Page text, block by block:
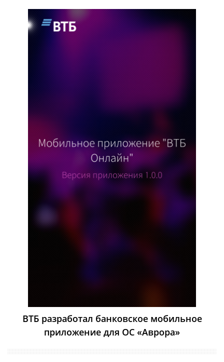
ВТБ разработал банковское мобильное
приложение для ОС «Аврора»